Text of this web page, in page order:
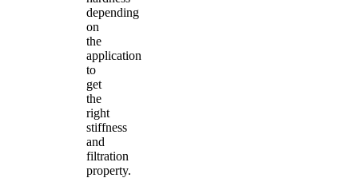
depending
on
the
application
to
get
the
right
stiffness
and
filtration
property.